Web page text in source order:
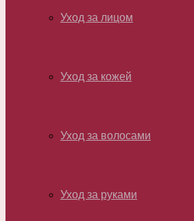
Уход за лицом
Уход за кожей
Уход за волосами
Уход за руками